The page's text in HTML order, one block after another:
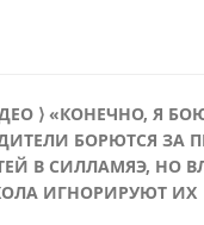
⟩ «КОНЕЧНО, Я
БОРЮТСЯ ЗА
В СИЛЛАМЯЭ, НО
ИГНОРИРУЮТ ИХ